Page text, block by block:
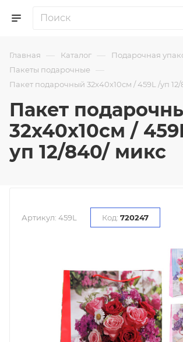
Главная — Каталог — Подарочная
Пакеты подарочные —
Пакет подарочный 32x40x10см / 459L /уп
Пакет
32x40x10см /
уп 12/840/ микс
Артикул: 459L Код: 720247